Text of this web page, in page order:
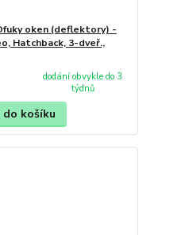
oken (deflektory) -
Hatchback, 3-dveř.,
dodání obvykle do 3
týdnů
košíku